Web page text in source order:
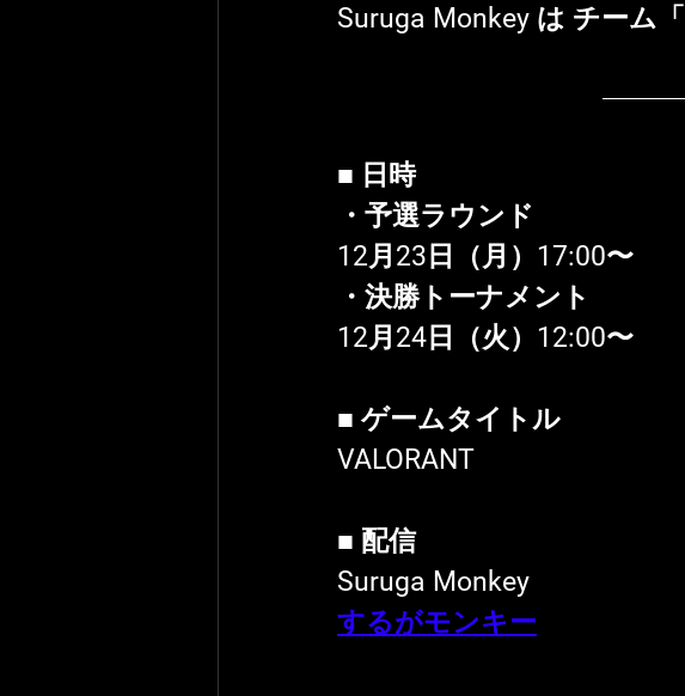
Suruga Monkey は チーム「
■ 日時
・予選ラウンド
12月23日（月）17:00〜
・決勝トーナメント
12月24日（火）12:00〜
■ ゲームタイトル
VALORANT
■ 配信
Suruga Monkey
するがモンキー